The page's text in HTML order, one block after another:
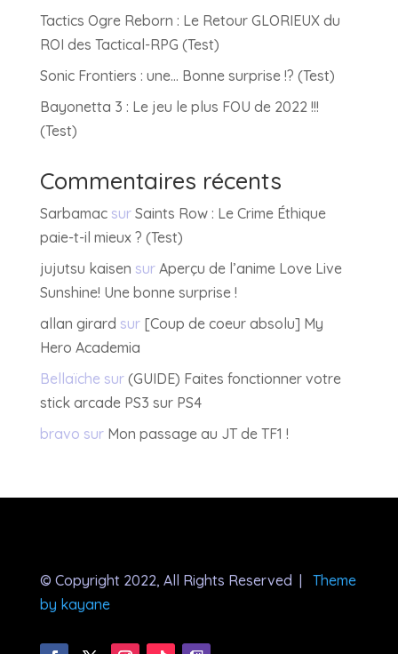
Tactics Ogre Reborn : Le Retour GLORIEUX du
ROI des Tactical-RPG (Test)
Sonic Frontiers : une… Bonne surprise !? (Test)
Bayonetta 3 : Le jeu le plus FOU de 2022 !!!
(Test)
Commentaires récents
Sarbamacsur Saints Row : Le Crime Éthique
paie-t-il mieux ? (Test)
jujutsu kaisen sur Aperçu de l’anime Love Live
Sunshine! Une bonne surprise !
allan girard sur [Coup de coeur absolu] My
Hero Academia
Bellaïche sur (GUIDE) Faites fonctionner votre
stick arcade PS3 sur PS4
bravo sur Mon passage au JT de TF1 !
© Copyright 2022, All Rights Reserved |
Theme
by kayane